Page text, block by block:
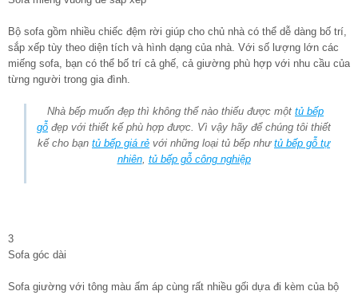
Bộ sofa gồm nhiều chiếc đệm rời giúp cho chủ nhà có thể dễ dàng bố trí,
sắp xếp tùy theo diện tích và hình dạng của nhà. Với số lượng lớn các
miếng sofa, bạn có thể bố trí cả ghế, cả giường phù hợp với nhu cầu của
từng người trong gia đình.
Nhà bếp muốn đẹp thì không thể nào thiếu được một tủ bếp
gỗ đẹp với thiết kế phù hợp được. Vì vậy hãy để chúng tôi thiết
kế cho bạn tủ bếp giá rẻ với những loại tủ bếp như tủ bếp gỗ tự
nhiên, tủ bếp gỗ công nghiệp
3
Sofa góc dài
Sofa giường với tông màu ấm áp cùng rất nhiều gối dựa đi kèm của bộ